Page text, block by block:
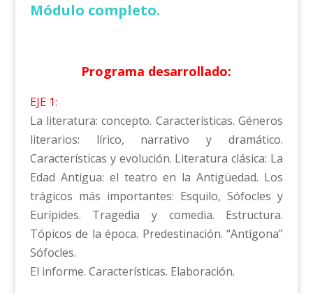
Módulo completo.
Programa desarrollado:
EJE 1:
La literatura: concepto. Características. Géneros
literarios: lírico, narrativo y dramático.
Características y evolución. Literatura clásica: La
Edad Antigua: el teatro en la Antigüedad. Los
trágicos más importantes: Esquilo, Sófocles y
Eurípides. Tragedia y comedia. Estructura.
Tópicos de la época. Predestinación. “Antígona”
Sófocles.
El informe. Características. Elaboración.